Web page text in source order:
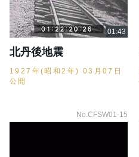
北丹後地震
1927年(昭和2年) 03月07日
公開
No.CFSW01-15